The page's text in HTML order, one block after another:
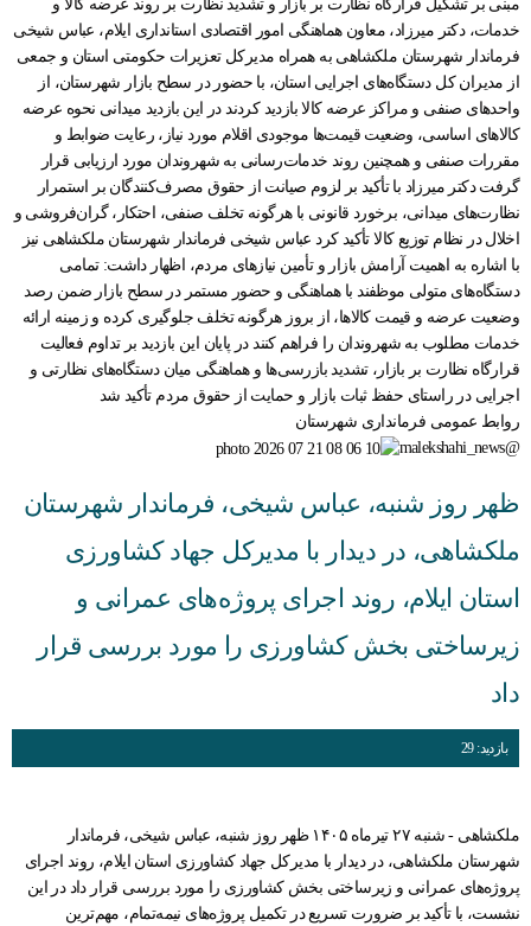
مبنی بر تشکیل قرارگاه نظارت بر بازار و تشدید نظارت بر روند عرضه کالا و
خدمات، دکتر میرزاد، معاون هماهنگی امور اقتصادی استانداری ایلام، عباس شیخی
فرماندار شهرستان ملکشاهی به همراه مدیرکل تعزیرات حکومتی استان و جمعی
از مدیران کل دستگاه‌های اجرایی استان، با حضور در سطح بازار شهرستان، از
واحدهای صنفی و مراکز عرضه کالا بازدید کردند در این بازدید میدانی نحوه عرضه
کالاهای اساسی، وضعیت قیمت‌ها موجودی اقلام مورد نیاز، رعایت ضوابط و
مقررات صنفی و همچنین روند خدمات‌رسانی به شهروندان مورد ارزیابی قرار
گرفت دکتر میرزاد با تأکید بر لزوم صیانت از حقوق مصرف‌کنندگان بر استمرار
نظارت‌های میدانی، برخورد قانونی با هرگونه تخلف صنفی، احتکار، گران‌فروشی و
اخلال در نظام توزیع کالا تأکید کرد عباس شیخی فرماندار شهرستان ملکشاهی نیز
با اشاره به اهمیت آرامش بازار و تأمین نیازهای مردم، اظهار داشت: تمامی
دستگاه‌های متولی موظفند با هماهنگی و حضور مستمر در سطح بازار ضمن رصد
وضعیت عرضه و قیمت کالاها، از بروز هرگونه تخلف جلوگیری کرده و زمینه ارائه
خدمات مطلوب به شهروندان را فراهم کنند در پایان این بازدید بر تداوم فعالیت
قرارگاه نظارت بر بازار، تشدید بازرسی‌ها و هماهنگی میان دستگاه‌های نظارتی و
اجرایی در راستای حفظ ثبات بازار و حمایت از حقوق مردم تأکید شد
روابط عمومی فرمانداری شهرستان
@malekshahi_news
ظهر روز شنبه، عباس شیخی، فرماندار شهرستان
ملکشاهی، در دیدار با مدیرکل جهاد کشاورزی
استان ایلام، روند اجرای پروژه‌های عمرانی و
زیرساختی بخش کشاورزی را مورد بررسی قرار
داد
بازدید: 29
ملکشاهی - شنبه ۲۷ تیرماه ۱۴۰۵ ظهر روز شنبه، عباس شیخی، فرماندار
شهرستان ملکشاهی، در دیدار با مدیرکل جهاد کشاورزی استان ایلام، روند اجرای
پروژه‌های عمرانی و زیرساختی بخش کشاورزی را مورد بررسی قرار داد در این
نشست، با تأکید بر ضرورت تسریع در تکمیل پروژه‌های نیمه‌تمام، مهم‌ترین